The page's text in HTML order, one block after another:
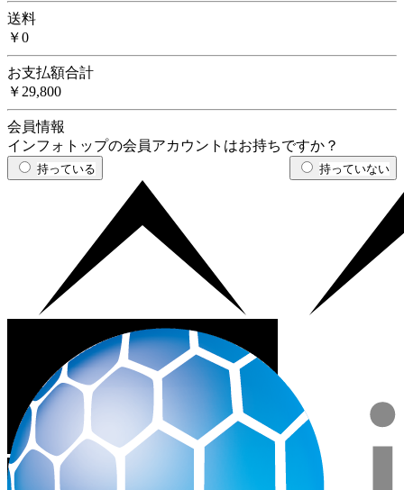
送料
￥0
お支払額合計
￥29,800
会員情報
インフォトップの会員アカウントはお持ちですか？
持っている 持っていない